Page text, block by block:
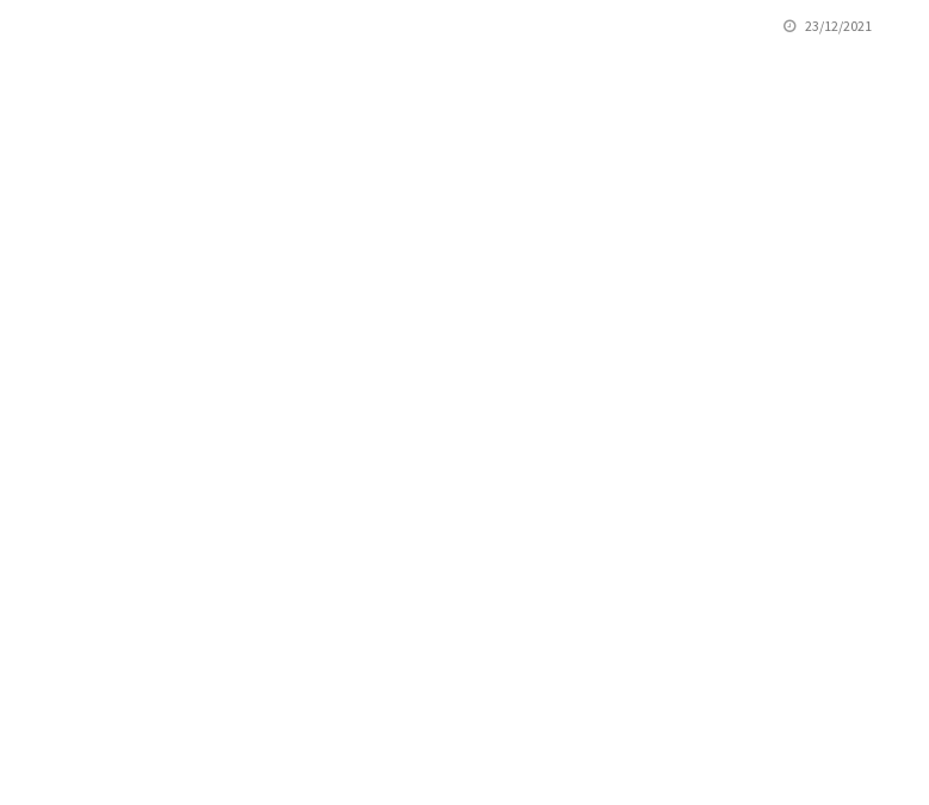
23/12/2021